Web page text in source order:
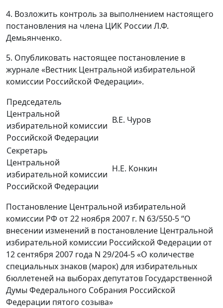
4. Возложить контроль за выполнением настоящего
постановления на члена ЦИК России Л.Ф.
Демьянченко.
5. Опубликовать настоящее постановление в
журнале «Вестник Центральной избирательной
комиссии Российской Федерации».
Председатель
Центральной
избирательной комиссии
Российской Федерации
В.Е. Чуров
Секретарь
Центральной
избирательной комиссии
Российской Федерации
Н.Е. Конкин
Постановление Центральной избирательной
комиссии РФ от 22 ноября 2007 г. N 63/550-5 “О
внесении изменений в постановление Центральной
избирательной комиссии Российской Федерации от
12 сентября 2007 года N 29/204-5 «О количестве
специальных знаков (марок) для избирательных
бюллетеней на выборах депутатов Государственной
Думы Федерального Собрания Российской
Федерации пятого созыва»